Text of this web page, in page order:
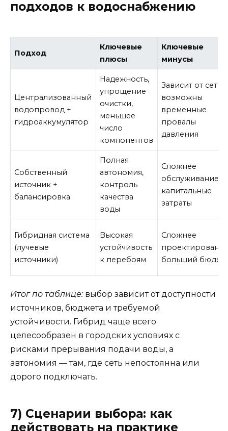
подходов к водоснабжению
Подход
Ключевые
плюсы
Ключевые
минусы
Централизованный
водопровод +
гидроаккумулятор
Надежность,
упрощение
очистки,
меньшее
число
компонентов
Зависит от сети,
возможны
временные
провалы
давления
Собственный
источник +
балансировка
Полная
автономия,
контроль
качества
воды
Сложнее
обслуживание,
капитальные
затраты
Гибридная система
(лучевые
источники)
Высокая
устойчивость
к перебоям
Сложнее
больший
Итог по таблице:выбор зависит от доступности
источников, бюджета и требуемой
устойчивости. Гибрид чаще всего
целесообразен в городских условиях с
рисками прерывания подачи воды, а
автономия — там, где сеть непостоянна или
дорого подключать.
7) Сценарии выбора: как
действовать на практике